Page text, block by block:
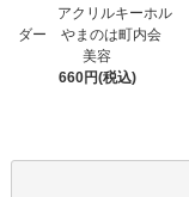
アクリルキーホル
ダー やまのは町内会
美容
660円(税込)